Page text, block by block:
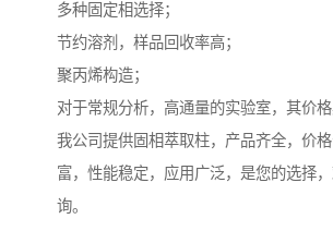
多种固定相选择；
节约溶剂，样品回收率高；
聚丙烯构造；
对于常规分析，高通量的实验室，其价格
我公司提供固相萃取柱，产品齐全，价
富，性能稳定，应用广泛，是您的选择
询。